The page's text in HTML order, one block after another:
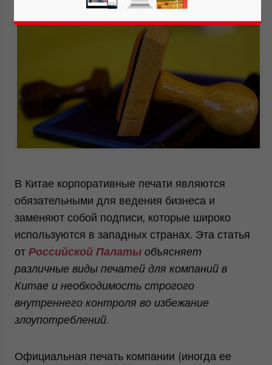
В Китае корпоративные печати являются
обязательными для ведения бизнеса и
заменяют собой подписи, которые широко
используются в западных странах. Эта статья
от Российской Палаты объясняет
различные виды печатей для компаний в
Китае и необходимость строгого
внутреннего контроля во избежание
злоупотреблений.
Официальная печать компании (иногда ее
Yes, I have read the
website. Please send me business news and updates
for Asia!
- case sensitive